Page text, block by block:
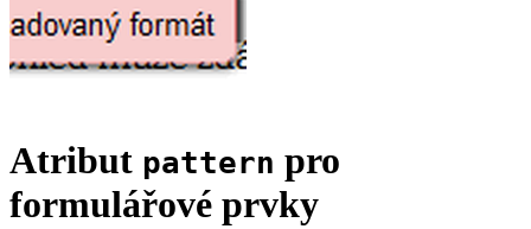
Atribut pattern pro
formulářové prvky